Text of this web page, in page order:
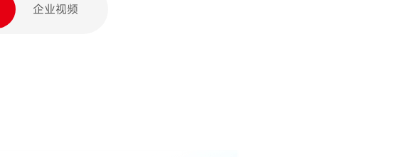
企业视频